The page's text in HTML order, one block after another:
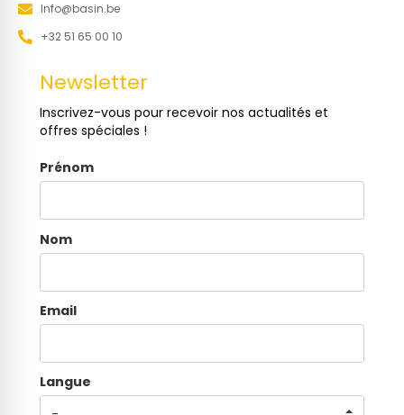
Info@basin.be
+32 51 65 00 10
Newsletter
Inscrivez-vous pour recevoir nos actualités et
offres spéciales !
Prénom
Nom
Email
Langue